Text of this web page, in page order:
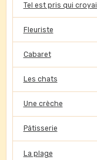
Tel est pris qui
Fleuriste
Cabaret
Les chats
Une crèche
Pâtisserie
La plage